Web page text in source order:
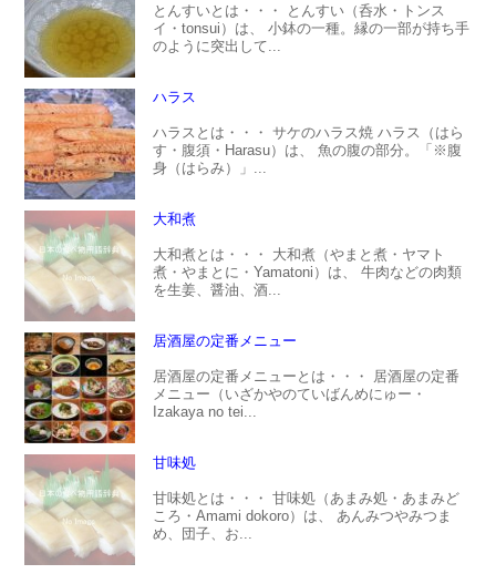
とんすいとは・・・ とんすい（呑水・トンス
イ・tonsui）は、 小鉢の一種。縁の一部が持ち手
のように突出して...
ハラス
ハラスとは・・・ サケのハラス焼 ハラス（はら
す・腹須・Harasu）は、 魚の腹の部分。「※腹
身（はらみ）」...
大和煮
大和煮とは・・・ 大和煮（やまと煮・ヤマト
煮・やまとに・Yamatoni）は、 牛肉などの肉類
を生姜、醤油、酒...
居酒屋の定番メニュー
居酒屋の定番メニューとは・・・ 居酒屋の定番
メニュー（いざかやのていばんめにゅー・
Izakaya no tei...
甘味処
甘味処とは・・・ 甘味処（あまみ処・あまみど
ころ・Amami dokoro）は、 あんみつやみつま
め、団子、お...